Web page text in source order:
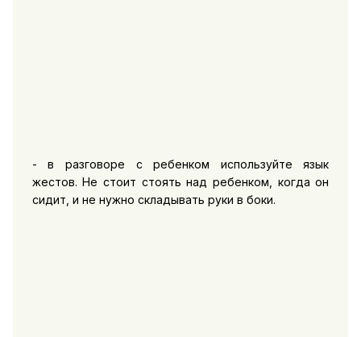
- в разговоре с ребенком используйте язык
жестов. Не стоит стоять над ребенком, когда он
сидит, и не нужно складывать руки в боки.